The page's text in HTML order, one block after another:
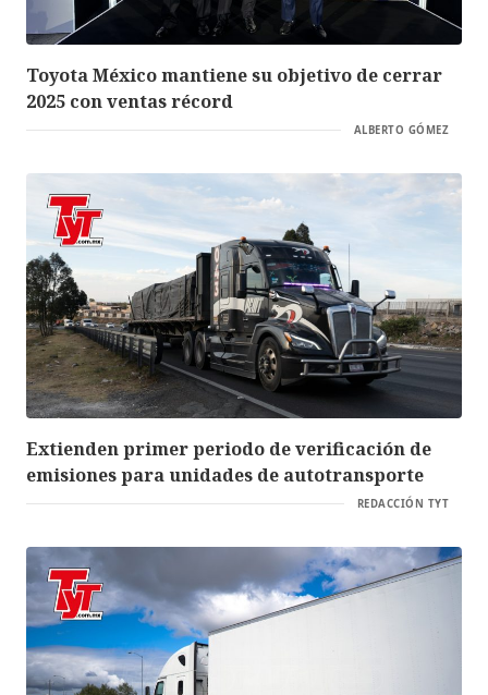
Toyota México mantiene su objetivo de cerrar
2025 con ventas récord
ALBERTO GÓMEZ
Extienden primer periodo de verificación de
emisiones para unidades de autotransporte
REDACCIÓN TYT